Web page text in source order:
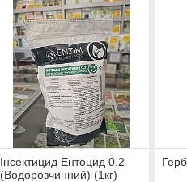
Інсектицид Ентоцид 0.2
(Водорозчинний) (1кг)